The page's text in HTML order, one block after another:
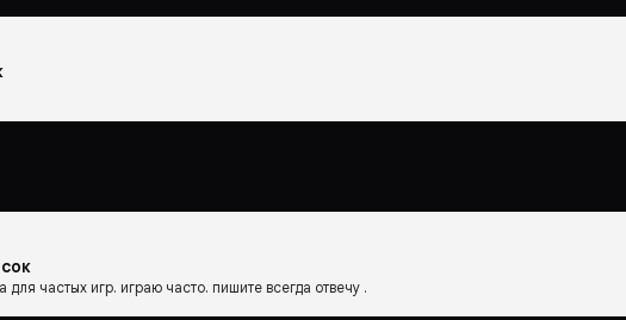
частых игр. играю часто. пишите всегда отвечу .